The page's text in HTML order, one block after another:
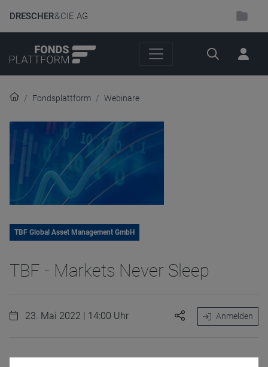
DRESCHER& CIE AG
Suche
Fondsplattform Webinare
TBF Global Asset Management GmbH
TBF - Markets Never Sleep
23. Mai 2022 | 14:00 Uhr Anmelden